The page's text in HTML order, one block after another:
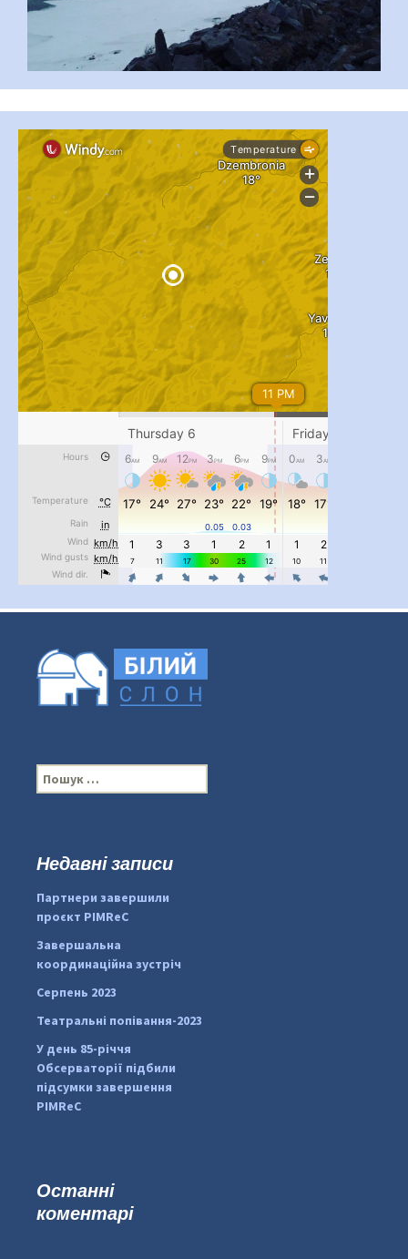
...
pimrec_project
#PipIvanToday...
#PipIvanToday
pimrec_project
П
о
:Недавні записи
Партнери завершили
проєкт PIMReC
Завершальна
координаційна зустріч
Серпень 2023
Театральні попівання-2023
У день 85-річчя
Обсерваторії підбили
підсумки завершення
PIMReC
Останні
коментарі